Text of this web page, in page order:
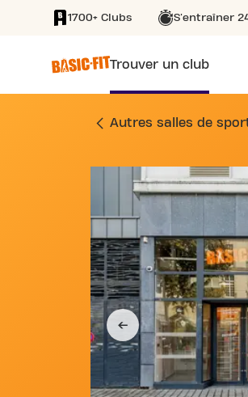
SKIP TO MAIN CONTENT
1700+ Clubs S'entraîner
Trouver un club
SALLE DE
Autres salles de